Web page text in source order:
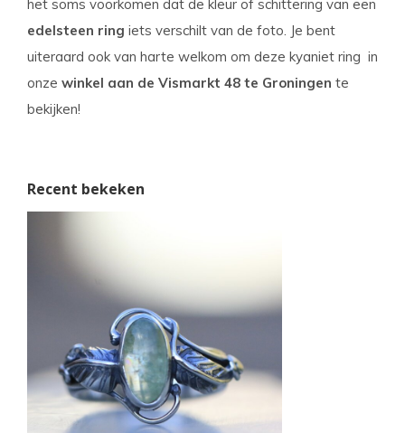
het soms voorkomen dat de kleur of schittering van een
edelsteen ring iets verschilt van de foto. Je bent
uiteraard ook van harte welkom om deze kyaniet ring in
onze winkel aan de Vismarkt 48 te Groningen te
bekijken!
Recent bekeken